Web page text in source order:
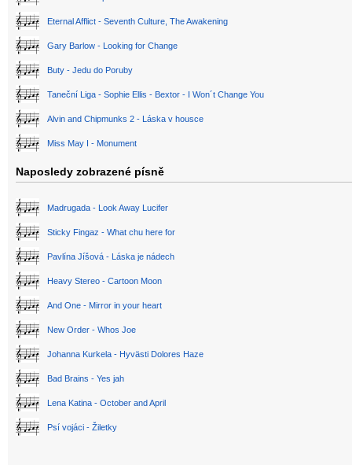
Eternal Afflict - Seventh Culture, The Awakening
Gary Barlow - Looking for Change
Buty - Jedu do Poruby
Taneční Liga - Sophie Ellis - Bextor - I Won´t Change You
Alvin and Chipmunks 2 - Láska v housce
Miss May I - Monument
Naposledy zobrazené písně
Madrugada - Look Away Lucifer
Sticky Fingaz - What chu here for
Pavlína Jíšová - Láska je nádech
Heavy Stereo - Cartoon Moon
And One - Mirror in your heart
New Order - Whos Joe
Johanna Kurkela - Hyvästi Dolores Haze
Bad Brains - Yes jah
Lena Katina - October and April
Psí vojáci - Žiletky